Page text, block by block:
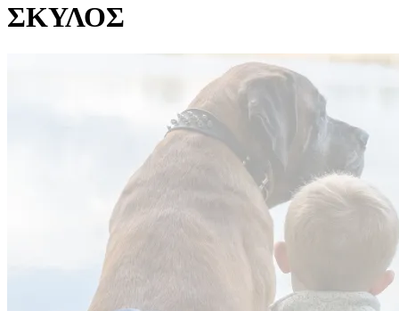
ΣΚΥΛΟΣ